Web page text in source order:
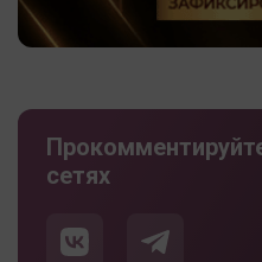
сетях